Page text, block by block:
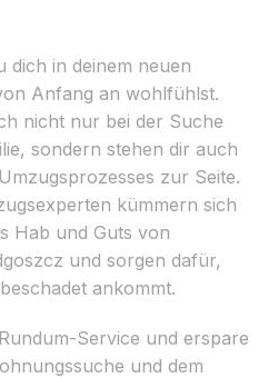
dich in deinem neuen
Anfang an wohlfühlst.
nicht nur bei der Suche
sondern stehen dir auch
zur Seite.
kümmern sich
Hab und Guts von
und sorgen dafür,
ankommt.
Service und erspare
und dem